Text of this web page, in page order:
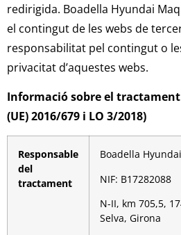
redirigida. Boadella Hyundai
el contingut de les webs de
responsabilitat pel contingut o
privacitat d’aquestes webs.
Informació sobre el
(UE) 2016/679 i LO 3/2018)
Responsable
del
tractament
Boadella
NIF: B17282088
N-II, km 705,5,
Selva, Girona